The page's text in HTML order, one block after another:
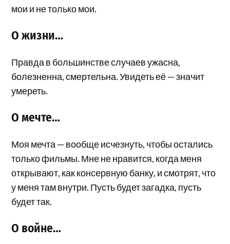
мои и не только мои.
О жизни…
Правда в большинстве случаев ужасна,
болезненна, смертельна. Увидеть её — значит
умереть.
О мечте…
Моя мечта — вообще исчезнуть, чтобы остались
только фильмы. Мне не нравится, когда меня
открывают, как консервную банку, и смотрят, что
у меня там внутри. Пусть будет загадка, пусть
будет так.
О войне…